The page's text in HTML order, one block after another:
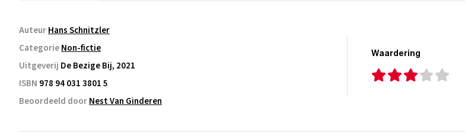
AuteurHans Schnitzler
CategorieNon-fictie
Uitgeverij De Bezige Bij, 2021
ISBN 978 94 031 3801 5
Beoordeeld doorNest Van Ginderen
Waardering